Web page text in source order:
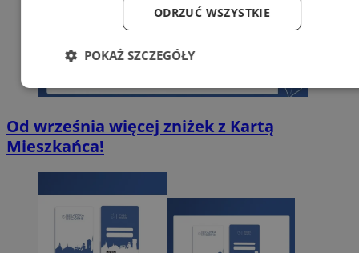
Od września więcej zniżek z Kartą
Mieszkańca!
ODRZUĆ WSZYSTKIE
POKAŻ SZCZEGÓŁY
Niezbędne Wydajność Targetowanie
Funkcjonalność